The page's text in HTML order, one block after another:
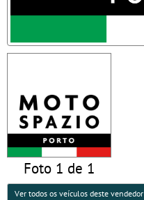
Foto 1 de 1
Ver todos os veículos deste vendedor